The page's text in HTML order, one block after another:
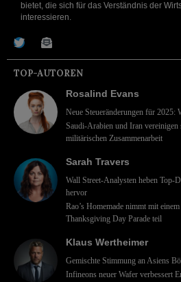
bietet, die sich für das Verständnis der
interessieren.
TOP-AUTOREN
Rosalind Evans
Neue Steueränderungen für 2025:
Saudi-Arabien und Iran vereinigen
militärischen Zusammenarbeit
Sarah Travers
Wall Street-Analysten heben Top-
hervor
Rao’s Homemade nimmt mit
Thanksgiving Day Parade teil
Klaus Wertheimer
Gemischte Stimmung an Asiens
Infineons neuer Wafer verbessert